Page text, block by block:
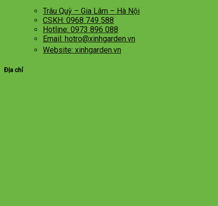
Trâu Quỳ – Gia Lâm – Hà Nội
CSKH: 0968 749 588
Hotline: 0973 896 088
Email: hotro@xinhgarden.vn
Website: xinhgarden.vn
Địa chỉ